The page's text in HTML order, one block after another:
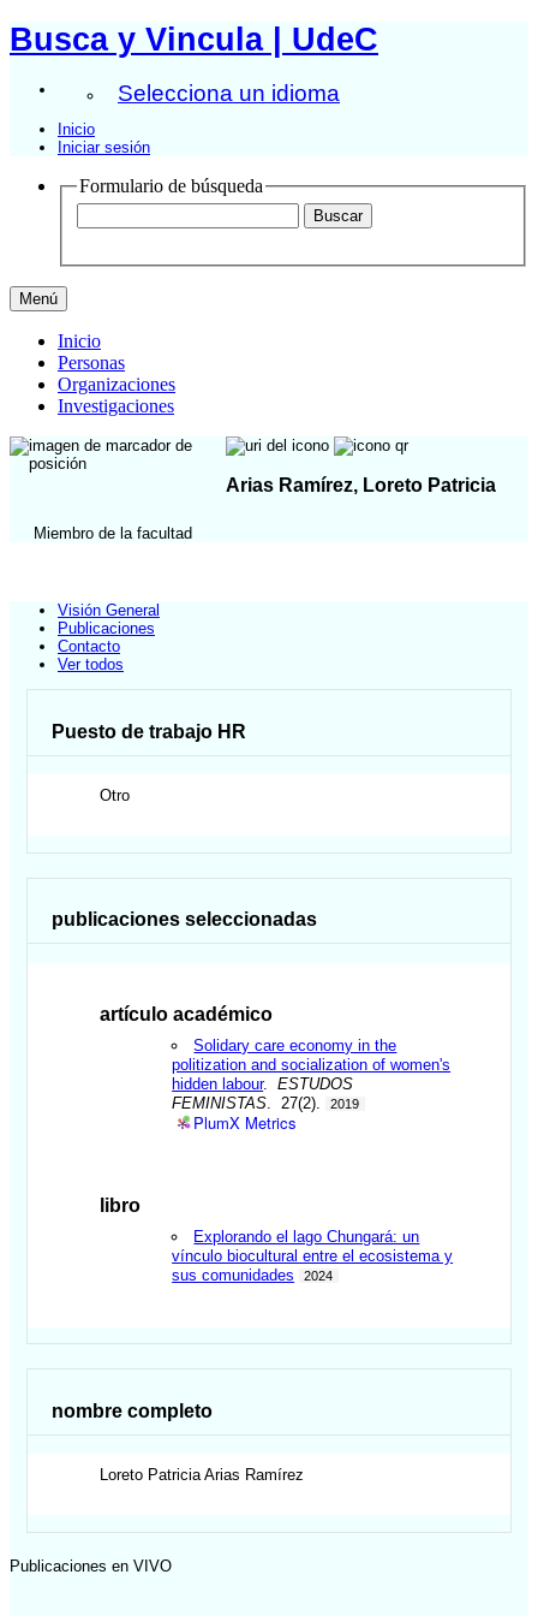
Busca y Vincula | UdeC
Selecciona un idioma
Inicio
Iniciar sesión
Formulario de búsqueda
Menú
Inicio
Personas
Organizaciones
Investigaciones
Arias Ramírez, Loreto Patricia
Miembro de la facultad
Visión General
Publicaciones
Contacto
Ver todos
Puesto de trabajo HR
Otro
publicaciones seleccionadas
artículo académico
Solidary care economy in the
politization and socialization of women's
hidden labour.ESTUDOS
FEMINISTAS. 27(2). 2019
PlumX Metrics
libro
Explorando el lago Chungará: un
vínculo biocultural entre el ecosistema y
sus comunidades
2024
nombre completo
Loreto Patricia Arias Ramírez
Publicaciones en VIVO